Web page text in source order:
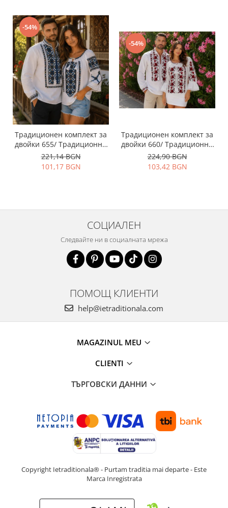
-54%
Традиционен комплект за
двойки 655/ Традиционни
ризи с бродерия
221,14 BGN
101,17 BGN
-54%
Традиционен комплект за
двойки 660/ Традиционни
ризи с бродерия
224,90 BGN
103,42 BGN
СОЦИАЛЕН
Следвайте ни в социалната мрежа
ПОМОЩ КЛИЕНТИ
help@ietraditionala.com
MAGAZINUL MEU
CLIENTI
ТЪРГОВСКИ ДАННИ
Copyright Ietraditionala® - Purtam traditia mai departe - Este
Marca Inregistrata